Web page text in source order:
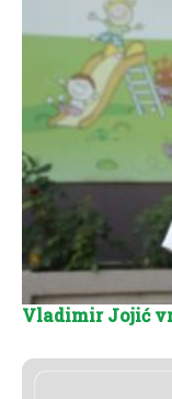
Vladimir Jojić